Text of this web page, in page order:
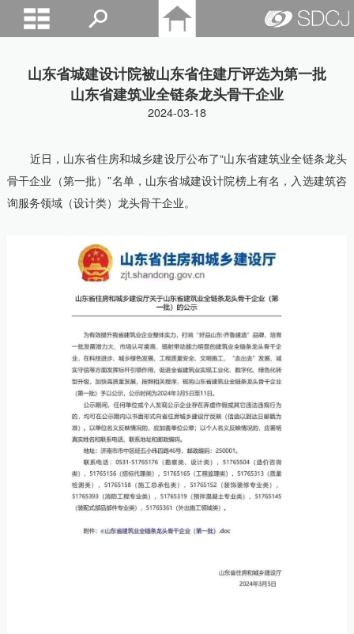
山东省城建设计院被山东省住建厅评选为第一批
山东省建筑业全链条龙头骨干企业
2024-03-18
近日，山东省住房和城乡建设厅公布了“山东省建筑业全链条龙头
骨干企业（第一批）”名单，山东省城建设计院榜上有名，入选建筑咨
询服务领域（设计类）龙头骨干企业。